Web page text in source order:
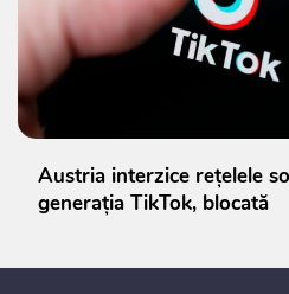
Austria interzice rețelele
generația TikTok, blocată